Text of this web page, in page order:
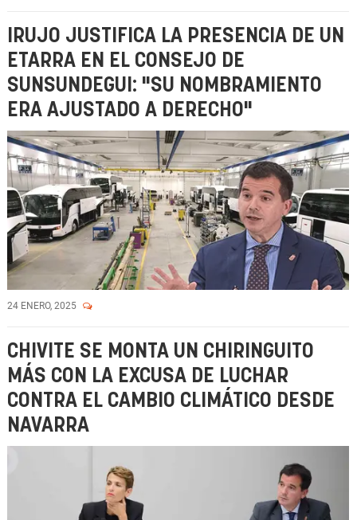
IRUJO JUSTIFICA LA PRESENCIA DE UN
ETARRA EN EL CONSEJO DE
SUNSUNDEGUI: "SU NOMBRAMIENTO
ERA AJUSTADO A DERECHO"
24 ENERO, 2025
CHIVITE SE MONTA UN CHIRINGUITO
MÁS CON LA EXCUSA DE LUCHAR
CONTRA EL CAMBIO CLIMÁTICO DESDE
NAVARRA